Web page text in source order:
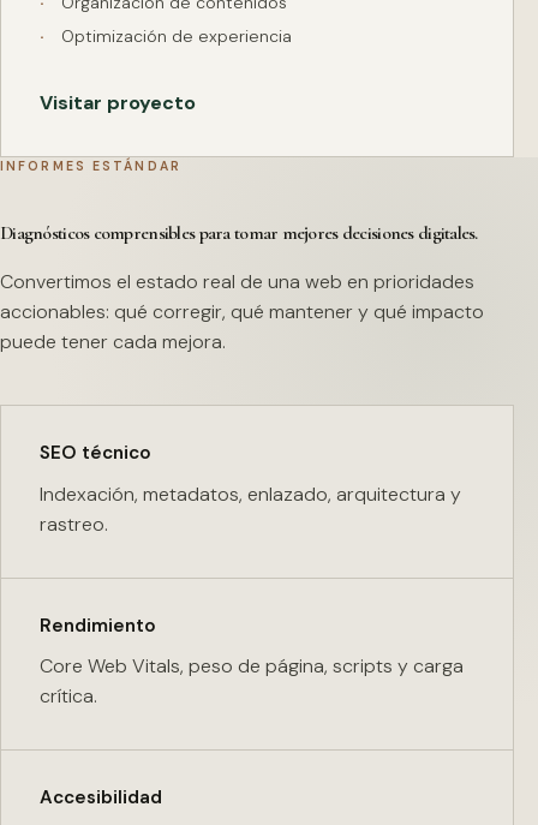
Optimización de experiencia
Visitar proyecto
INFORMES ESTÁNDAR
Diagnósticos comprensibles para tomar mejores decisiones digitales.
Convertimos el estado real de una web en prioridades
accionables: qué corregir, qué mantener y qué impacto
puede tener cada mejora.
SEO técnico
Indexación, metadatos, enlazado, arquitectura y
rastreo.
Rendimiento
Core Web Vitals, peso de página, scripts y carga
crítica.
Accesibilidad